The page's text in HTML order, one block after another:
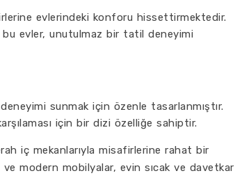
evlerindeki konforu hissettirmektedir.
bu evler, unutulmaz bir tatil deneyimi
sunmak için özenle tasarlanmıştır.
için bir dizi özelliğe sahiptir.
iç mekanlarıyla misafirlerine rahat bir
modern mobilyalar, evin sıcak ve davetkar